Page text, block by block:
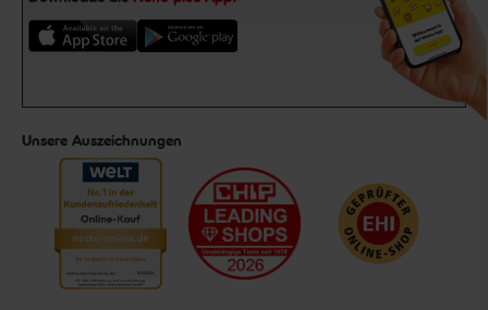
Unsere Auszeichnungen